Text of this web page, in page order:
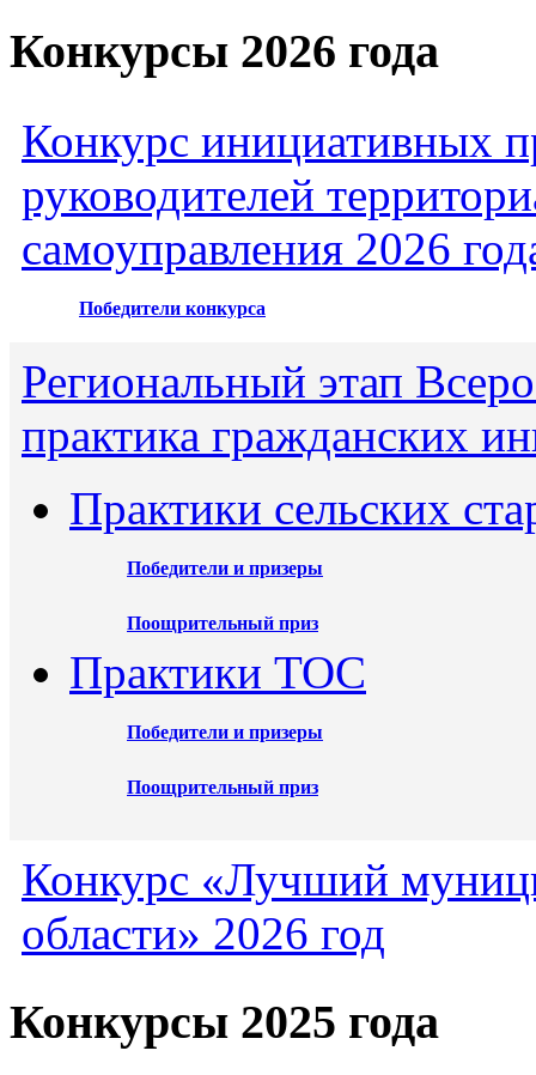
Конкурсы 2026 года
Конкурс инициативных
руководителей
самоуправления 2026
Победители конкурса
Региональный этап
практика гражданских
Практики сельских
Победители и призеры
Поощрительный приз
Практики ТОС
Победители и призеры
Поощрительный приз
Конкурс «Лучший
области» 2026 год
Конкурсы 2025 года